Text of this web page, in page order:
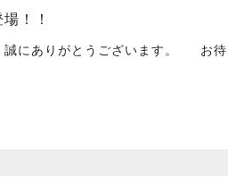
！！
誠にありがとうございます。 お待